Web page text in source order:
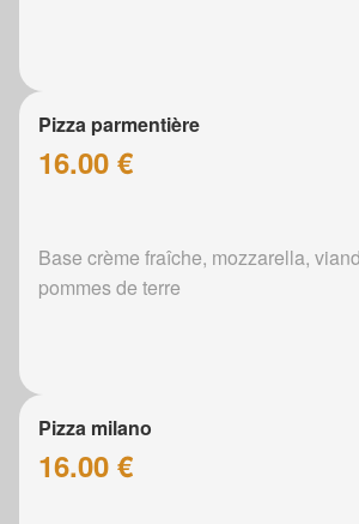
Pizza parmentière
16.00 €
Base crème fraîche, mozzarella,
pommes de terre
Pizza milano
16.00 €